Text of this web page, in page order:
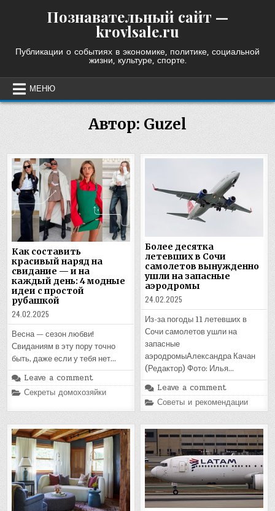
Познавательный сайт —
krovlsale.ru
Публикации о событиях в экономике, политике, социальной
жизни, культуре, спорте.
МЕНЮ
Автор: Guzel
Как составить
красивый наряд на
свидание — и на
каждый день: 4 модные
идеи с простой
рубашкой
24.02.2025
Весна — сезон любви!
Свиданиям в эту пору точно
быть, даже если у тебя нет…
Leave a comment
Posted
Секреты домохозяйки
Более десятка
летевших в Сочи
самолетов вынужденно
ушли на запасные
аэродромы
24.02.2025
Из-за погоды 11 летевших в
Сочи самолетов ушли на
запасные
аэродромыАлександра Качан
(Редактор) Фото: Илья…
Leave a comment
Posted
in
Советы и рекомендации